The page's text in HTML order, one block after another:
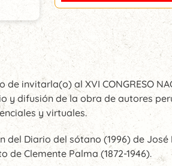
invitarla(o) al XVI CONGRESO
y difusión de la obra de autores
y virtuales.
Diario del sótano (1996) de
Clemente Palma (1872-1946).